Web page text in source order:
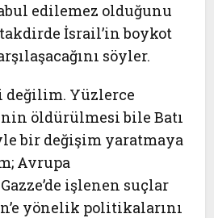
edilemez olduğunu
İsrail’in boykot
söyler.
değilim. Yüzlerce
öldürülmesi bile Batı
bir değişim yaratmaya
Avrupa
işlenen suçlar
yönelik politikalarını